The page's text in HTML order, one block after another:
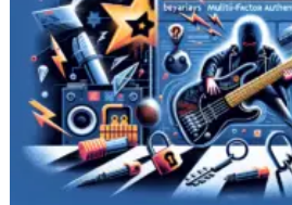
Kit
Phishing
che
Bypassa